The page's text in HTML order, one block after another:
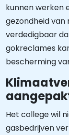
kunnen werken
gezondheid van
verdedigbaar
gokreclames
bescherming
Het college wil
gasbedrijven